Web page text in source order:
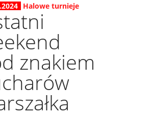
Halowe turnieje
znakiem